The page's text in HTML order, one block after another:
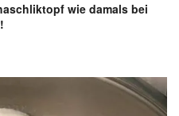
wie damals bei